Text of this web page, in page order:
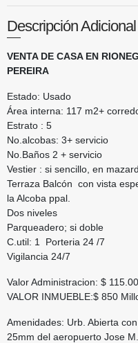
Descripción Adicional
VENTA DE CASA EN
PEREIRA
Estado: Usado
Área interna: 117 m2+
Estrato : 5
No.alcobas: 3+ servicio
No.Baños 2 + servicio
Vestier : si sencillo, en
Terraza Balcón con vista
la Alcoba ppal.
Dos niveles
Parqueadero; si doble
C.util: 1 Porteria 24 /7
Vigilancia 24/7
Valor Administracion: $
VALOR INMUEBLE:$ 850
Amenidades: Urb. Abierta
25mm del aeropuerto Jose